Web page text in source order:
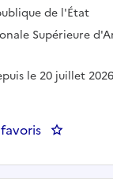
:de l'État
:
Supérieure
le 20 juillet 2026
: